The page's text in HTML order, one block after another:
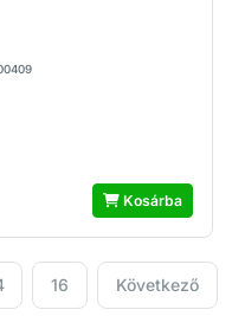
Kosárba
16 Következő